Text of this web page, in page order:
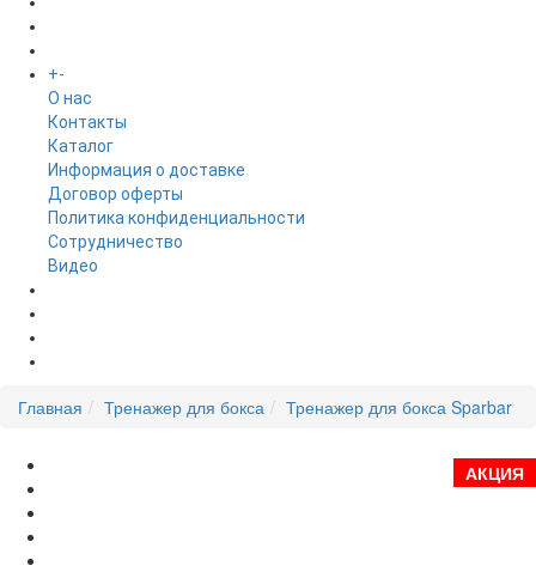
+-
O нас
Контакты
Каталог
Информация о доставке
Договор оферты
Политика конфиденциальности
Сотрудничество
Видео
Главная Тренажер для бокса Тренажер для бокса Sparbar
АКЦИЯ